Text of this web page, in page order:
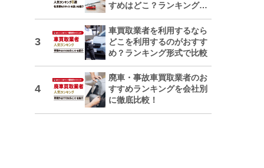
すめはどこ？ランキングで
車買取業者を利用するなら
どこを利用するのがおすす
め？ランキング形式で比較
廃車・事故車買取業者のお
すすめランキングを会社別
に徹底比較！